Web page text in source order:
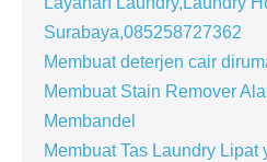
Surabaya,085258727362
Membuat deterjen cair
Membuat Stain Remover
Membandel
Membuat Tas Laundry Lipat